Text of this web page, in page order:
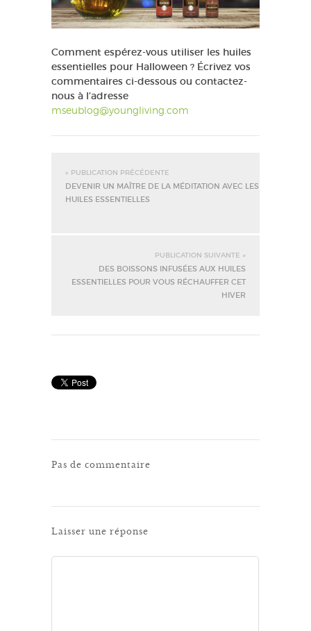
Comment espérez-vous utiliser les huiles
essentielles pour Halloween ? Écrivez vos
commentaires ci-dessous ou contactez-
nous à l’adresse
mseublog@youngliving.com
« PUBLICATION PRÉCÉDENTE
DEVENIR UN MAÎTRE DE LA MÉDITATION AVEC LES
HUILES ESSENTIELLES
PUBLICATION SUIVANTE »
DES BOISSONS INFUSÉES AUX HUILES
ESSENTIELLES POUR VOUS RÉCHAUFFER CET
HIVER
Pas de commentaire
Laisser une réponse